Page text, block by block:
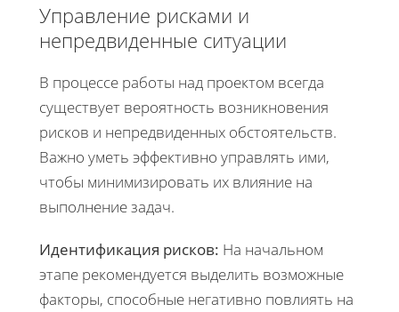
Управление рисками и
непредвиденные ситуации
В процессе работы над проектом всегда
существует вероятность возникновения
рисков и непредвиденных обстоятельств.
Важно уметь эффективно управлять ими,
чтобы минимизировать их влияние на
выполнение задач.
Идентификация рисков: На начальном
этапе рекомендуется выделить возможные
факторы, способные негативно повлиять на